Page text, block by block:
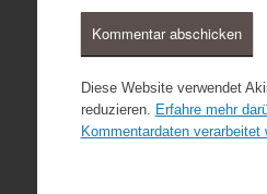
Diese Website verwendet
reduzieren. Erfahre mehr
Kommentardaten verarbeitet